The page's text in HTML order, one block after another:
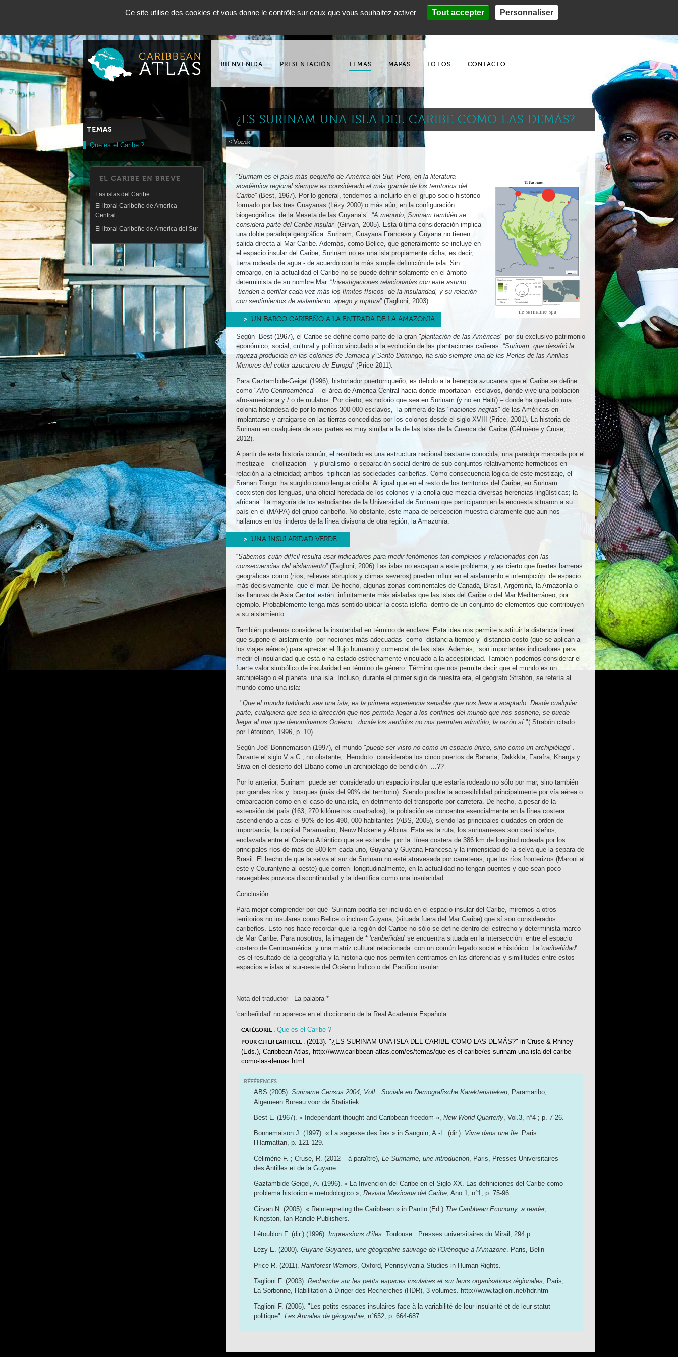
English
BIENVENIDA PRESENTACIÓN TEMAS MAPAS FOTOS CONTACTO
¿ES SURINAM UNA ISLA DEL CARIBE COMO LAS DEMÁS?
< Volver
ile suriname-spa
“Surinam es el país más pequeño de América del Sur. Pero, en la literatura
académica regional siempre es considerado el más grande de los territorios del
Caribe” (Best, 1967). Por lo general, tendemos a incluirlo en el grupo socio-histórico
formado por las tres Guayanas (Lézy 2000) o más aún, en la configuración
biogeográfica de la Meseta de las Guyana’s’. “A menudo, Surinam también se
considera parte del Caribe insular” (Girvan, 2005). Esta última consideración implica
una doble paradoja geográfica. Surinam, Guayana Francesa y Guyana no tienen
salida directa al Mar Caribe. Además, como Belice, que generalmente se incluye en
el espacio insular del Caribe, Surinam no es una isla propiamente dicha, es decir,
tierra rodeada de agua - de acuerdo con la más simple definición de isla. Sin
embargo, en la actualidad el Caribe no se puede definir solamente en el ámbito
determinista de su nombre Mar. “Investigaciones relacionadas con este asunto
tienden a perfilar cada vez más los límites físicos de la insularidad, y su relación
con sentimientos de aislamiento, apego y ruptura” (Taglioni, 2003).
UN BARCO CARIBEÑO A LA ENTRADA DE LA AMAZONIA.
Según Best (1967), el Caribe se define como parte de la gran "plantación de las Américas" por su exclusivo patrimonio
económico, social, cultural y político vinculado a la evolución de las plantaciones cañeras. “Surinam, que desafió la
riqueza producida en las colonias de Jamaica y Santo Domingo, ha sido siempre una de las Perlas de las Antillas
Menores del collar azucarero de Europa” (Price 2011).
Para Gaztambide-Geigel (1996), historiador puertorriqueño, es debido a la herencia azucarera que el Caribe se define
como "Afro Centroamérica" - el área de América Central hacia donde importaban esclavos, donde vive una población
afro-americana y / o de mulatos. Por cierto, es notorio que sea en Surinam (y no en Haití) – donde ha quedado una
colonia holandesa de por lo menos 300 000 esclavos, la primera de las "naciones negras" de las Américas en
implantarse y arraigarse en las tierras concedidas por los colonos desde el siglo XVIII (Price, 2001). La historia de
Surinam en cualquiera de sus partes es muy similar a la de las islas de la Cuenca del Caribe (Célimène y Cruse,
2012).
A partir de esta historia común, el resultado es una estructura nacional bastante conocida, una paradoja marcada por el
mestizaje – criollización - y pluralismo o separación social dentro de sub-conjuntos relativamente herméticos en
relación a la etnicidad; ambos tipifican las sociedades caribeñas. Como consecuencia lógica de este mestizaje, el
Sranan Tongo ha surgido como lengua criolla. Al igual que en el resto de los territorios del Caribe, en Surinam
coexisten dos lenguas, una oficial heredada de los colonos y la criolla que mezcla diversas herencias lingüísticas; la
africana. La mayoría de los estudiantes de la Universidad de Surinam que participaron en la encuesta situaron a su
país en el (MAPA) del grupo caribeño. No obstante, este mapa de percepción muestra claramente que aún nos
hallamos en los linderos de la línea divisoria de otra región, la Amazonía.
UNA INSULARIDAD VERDE
“Sabemos cuán difícil resulta usar indicadores para medir fenómenos tan complejos y relacionados con las
consecuencias del aislamiento” (Taglioni, 2006) Las islas no escapan a este problema, y ​​es cierto que fuertes barreras
geográficas como (ríos, relieves abruptos y climas severos) pueden influir en el aislamiento e interrupción de espacio
más decisivamente que el mar. De hecho, algunas zonas continentales de Canadá, Brasil, Argentina, la Amazonía o
las llanuras de Asia Central están infinitamente más aisladas que las islas del Caribe o del Mar Mediterráneo, por
ejemplo. Probablemente tenga más sentido ubicar la costa isleña dentro de un conjunto de elementos que contribuyen
a su aislamiento.
También podemos considerar la insularidad en término de enclave. Esta idea nos permite sustituir la distancia lineal
que supone el aislamiento por nociones más adecuadas como distancia-tiempo y distancia-costo (que se aplican a
los viajes aéreos) para apreciar el flujo humano y comercial de las islas. Además, son importantes indicadores para
medir el insularidad que está o ha estado estrechamente vinculado a la accesibilidad. También podemos considerar el
fuerte valor simbólico de insularidad en término de género. Término que nos permite decir que el mundo es un
archipiélago o el planeta una isla. Incluso, durante el primer siglo de nuestra era, el geógrafo Strabón, se refería al
mundo como una isla:
"Que el mundo habitado sea una isla, es la primera experiencia sensible que nos lleva a aceptarlo. Desde cualquier
parte, cualquiera que sea la dirección que nos permita llegar a los confines del mundo que nos sostiene, se puede
llegar al mar que denominamos Océano: donde los sentidos no nos permiten admitirlo, la razón sí"( Strabón citado
por Létoubon, 1996, p. 10).
Según Joël Bonnemaison (1997), el mundo "puede ser visto no como un espacio único, sino como un archipiélago".
Durante el siglo V a.C., no obstante, Herodoto consideraba los cinco puertos de Baharia, Dakkkla, Farafra, Kharga y
Siwa en el desierto del Líbano como un archipiélago de bendición ...??
Por lo anterior, Surinam puede ser considerado un espacio insular que estaría rodeado no sólo por mar, sino también
por grandes ríos y bosques (más del 90% del territorio). Siendo posible la accesibilidad principalmente por vía aérea o
embarcación como en el caso de una isla, en detrimento del transporte por carretera. De hecho, a pesar de la
extensión del país (163, 270 kilómetros cuadrados), la población se concentra esencialmente en la línea costera
ascendiendo a casi el 90% de los 490, 000 habitantes (ABS, 2005), siendo las principales ciudades en orden de
importancia; la capital Paramaribo, Neuw Nickerie y Albina. Esta es la ruta, los surinameses son casi isleños,
enclavada entre el Océano Atlántico que se extiende por la línea costera de 386 km de longitud rodeada por los
principales ríos de más de 500 km cada uno, Guyana y Guyana Francesa y la inmensidad de la selva que la separa de
Brasil. El hecho de que la selva al sur de Surinam no esté atravesada por carreteras, que los ríos fronterizos (Maroni al
este y Courantyne al oeste) que corren longitudinalmente, en la actualidad no tengan puentes y que sean poco
navegables provoca discontinuidad y la identifica como una insularidad.
Conclusión
Para mejor comprender por qué Surinam podría ser incluida en el espacio insular del Caribe, miremos a otros
territorios no insulares como Belice o incluso Guyana, (situada fuera del Mar Caribe) que sí son considerados
caribeños. Esto nos hace recordar que la región del Caribe no sólo se define dentro del estrecho y determinista marco
de Mar Caribe. Para nosotros, la imagen de * 'caribeñidad' se encuentra situada en la intersección entre el espacio
costero de Centroamérica y una matriz cultural relacionada con un común legado social e histórico. La 'caribeñidad'
es el resultado de la geografía y la historia que nos permiten centrarnos en las diferencias y similitudes entre estos
espacios e islas al sur-oeste del Océano Índico o del Pacífico insular.
Nota del traductor La palabra *
'caribeñidad' no aparece en el diccionario de la Real Academia Española
CATÉGORIE : Que es el Caribe ?
POUR CITER L'ARTICLE : (2013). "¿ES SURINAM UNA ISLA DEL CARIBE COMO LAS DEMÁS?" in Cruse & Rhiney
(Eds.), Caribbean Atlas, http://www.caribbean-atlas.com/es/temas/que-es-el-caribe/es-surinam-una-isla-del-caribe-
como-las-demas.html.
RÉFÉRENCES
ABS (2005). Suriname Census 2004, VolI : Sociale en Demografische Karekteristieken, Paramaribo,
Algemeen Bureau voor de Statistiek.
Best L. (1967). « Independant thought and Caribbean freedom », New World Quarterly, Vol.3, n°4 ; p. 7-26.
Bonnemaison J. (1997). « La sagesse des îles » in Sanguin, A.-L. (dir.). Vivre dans une île. Paris :
l’Harmattan, p. 121-129.
Célimène F. ; Cruse, R. (2012 – à paraître), Le Suriname, une introduction, Paris, Presses Universitaires
des Antilles et de la Guyane.
Gaztambide-Geigel, A. (1996). « La Invencion del Caribe en el Siglo XX. Las definiciones del Caribe como
problema historico e metodologico », Revista Mexicana del Caribe, Ano 1, n°1, p. 75-96.
Girvan N. (2005). « Reinterpreting the Caribbean » in Pantin (Ed.) The Caribbean Economy, a reader,
Kingston, Ian Randle Publishers.
Létoublon F. (dir.) (1996). Impressions d’îles. Toulouse : Presses universitaires du Mirail, 294 p.
Lézy E. (2000). Guyane-Guyanes, une géographie sauvage de l'Orénoque à l'Amazone. Paris, Belin
Price R. (2011). Rainforest Warriors, Oxford, Pennsylvania Studies in Human Rights.
Taglioni F. (2003). Recherche sur les petits espaces insulaires et sur leurs organisations régionales, Paris,
La Sorbonne, Habilitation à Diriger des Recherches (HDR), 3 volumes. http://www.taglioni.net/hdr.htm
Taglioni F. (2006). "Les petits espaces insulaires face à la variabilité de leur insularité et de leur statut
politique". Les Annales de géographie, n°652, p. 664-687
TEMAS
Que es el Caribe ?
EL CARIBE EN BREVE
Las islas del Caribe
El litoral Caribeño de America
Central
El litoral Caribeño de America del Sur
Ce site utilise des cookies et vous donne le contrôle sur ceux que vous souhaitez activer Tout accepter Personnaliser